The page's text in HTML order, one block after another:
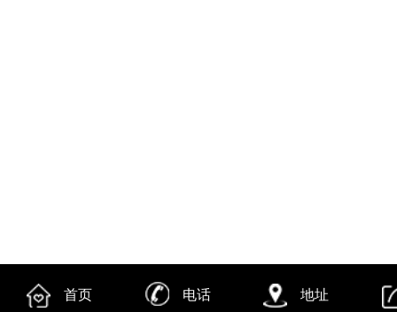
首页 电话 地址